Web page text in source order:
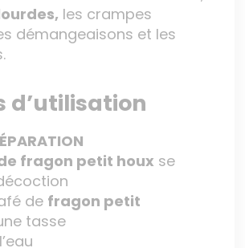
les crampes
démangeaisons et les
d’utilisation
fragon petit houx se
de fragon petit
tasse